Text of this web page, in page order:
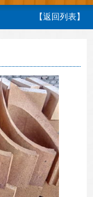
【返回列表】